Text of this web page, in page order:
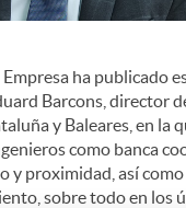
ha publicado
Barcons, director
y Baleares, en la
como banca
y proximidad, así
sobre todo en los